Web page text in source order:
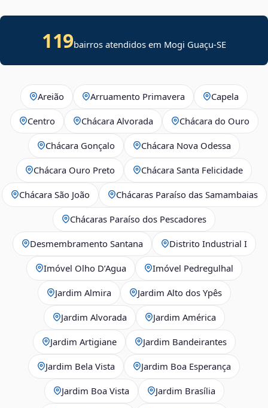
119bairros atendidos em Mogi Guaçu-SE
Areião Arruamento Primavera Capela
Centro Chácara Alvorada Chácara do Ouro
Chácara Gonçalo Chácara Nova Odessa
Chácara Ouro Preto Chácara Santa Felicidade
Chácara São João Chácaras Paraíso das Samambaias
Chácaras Paraíso dos Pescadores
Desmembramento Santana Distrito Industrial I
Imóvel Olho D’Agua Imóvel Pedregulhal
Jardim Almira Jardim Alto dos Ypês
Jardim Alvorada Jardim América
Jardim Artigiane Jardim Bandeirantes
Jardim Bela Vista Jardim Boa Esperança
Jardim Boa Vista Jardim Brasília